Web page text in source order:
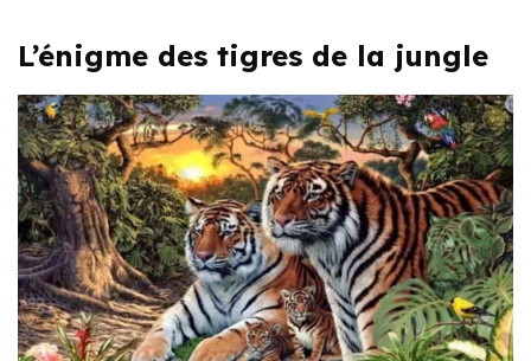
L’énigme des tigres de la jungle